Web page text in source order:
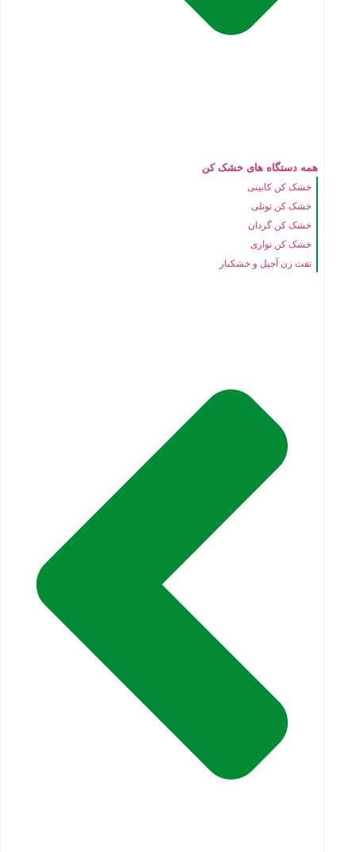
همه دستگاه های خشک کن
خشک کن کابینی
خشک کن تونلی
خشک کن گردان
خشک کن نواری
تفت زن آجیل و خشکبار